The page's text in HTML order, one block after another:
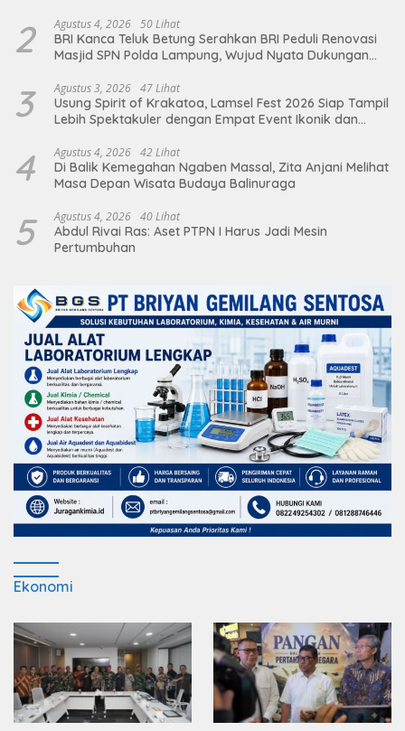
2 Agustus 4, 2026 50 Lihat
BRI Kanca Teluk Betung Serahkan BRI Peduli Renovasi
Masjid SPN Polda Lampung, Wujud Nyata Dukungan
3 Agustus 3, 2026 47 Lihat
Usung Spirit of Krakatoa, Lamsel Fest 2026 Siap Tampil
Lebih Spektakuler dengan Empat Event Ikonik dan
4 Agustus 4, 2026 42 Lihat
Di Balik Kemegahan Ngaben Massal, Zita Anjani Melihat
Masa Depan Wisata Budaya Balinuraga
5 Agustus 4, 2026 40 Lihat
Abdul Rivai Ras: Aset PTPN I Harus Jadi Mesin
Pertumbuhan
Ekonomi